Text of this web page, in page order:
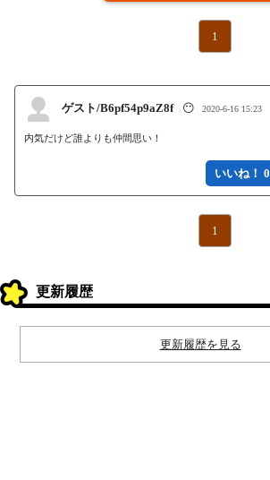
1
ゲスト/B6pf54p9aZ8f 😶 2020-6-16 15:23
内気だけど誰よりも仲間思い！
いいね！ 0
1
更新履歴
更新履歴を見る